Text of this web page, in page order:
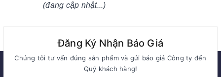
(đang cập nhật...)
Đăng Ký Nhận Báo Giá
Chúng tôi tư vấn đúng sản phẩm và gửi báo giá Công ty đến
Quý khách hàng!